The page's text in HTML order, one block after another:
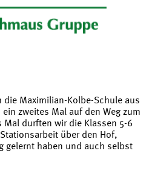
Maximilian-Kolbe-Schule aus
zweites Mal auf den Weg zum
Mal durften wir die Klassen 5-6
über den Hof,
gelernt haben und auch selbst